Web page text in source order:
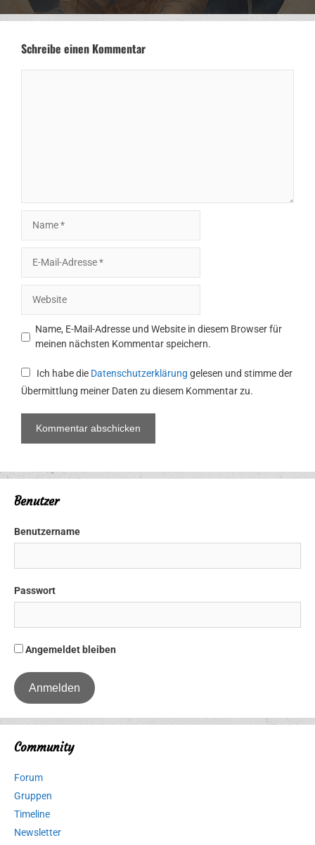
Schreibe einen Kommentar
Mail-
Adresse
Name, E-Mail-Adresse und Website in diesem Browser für
meinen nächsten Kommentar speichern.
Ich habe die Datenschutzerklärung gelesen und stimme der
Übermittlung meiner Daten zu diesem Kommentar zu.
Benutzer
Benutzername
Passwort
Angemeldet bleiben
Community
Forum
Gruppen
Timeline
Newsletter